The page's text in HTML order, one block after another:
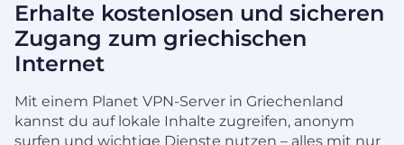
Erhalte kostenlosen und sicheren
Zugang zum griechischen
Internet
Mit einem Planet VPN-Server in Griechenland
kannst du auf lokale Inhalte zugreifen, anonym
surfen und wichtige Dienste nutzen – alles mit nur